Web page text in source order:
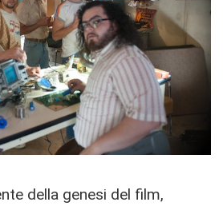
della genesi del film,